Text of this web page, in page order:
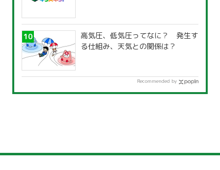
高気圧、低気圧ってなに？ 発生す
る仕組み、天気との関係は？
Recommended by